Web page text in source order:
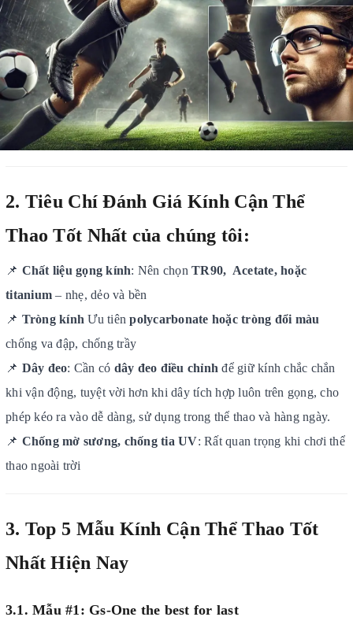
2. Tiêu Chí Đánh Giá Kính Cận Thể
Thao Tốt Nhất của chúng tôi:
📌 Chất liệu gọng kính: Nên chọn TR90, Acetate, hoặc
titanium – nhẹ, dẻo và bền
📌 Tròng kính Ưu tiênpolycarbonate hoặc tròng đổi màu
chống va đập, chống trầy
📌 Dây đeo: Cần có dây đeo điều chỉnh để giữ kính chắc chắn
khi vận động, tuyệt vời hơn khi dây tích hợp luôn trên gọng, cho
phép kéo ra vào dễ dàng, sử dụng trong thể thao và hàng ngày.
📌 Chống mờ sương, chống tia UV: Rất quan trọng khi chơi thể
thao ngoài trời
3. Top 5 Mẫu Kính Cận Thể Thao Tốt
Nhất Hiện Nay
3.1. Mẫu #1: Gs-One the best for last